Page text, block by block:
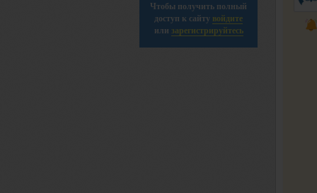
Чтобы получить полный
доступ к сайту войдите
или зарегистрируйтесь